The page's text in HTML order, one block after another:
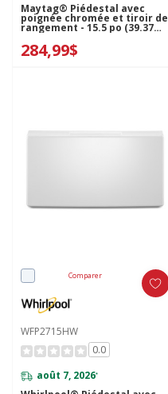
Maytag® Piédestal avec
poignée chromée et tiroir de
rangement - 15.5 po (39.37
cm) XHPC155YC
284,99$
Comparer
WFP2715HW
0.0
août 7, 2026*